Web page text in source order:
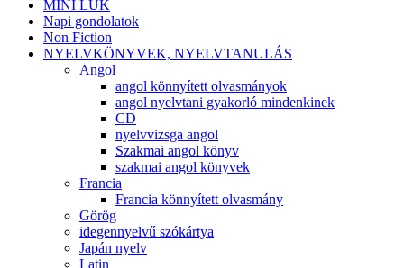
MINI LÜK
Napi gondolatok
Non Fiction
NYELVKÖNYVEK, NYELVTANULÁS
Angol
angol könnyített olvasmányok
angol nyelvtani gyakorló mindenkinek
CD
nyelvvizsga angol
Szakmai angol könyv
szakmai angol könyvek
Francia
Francia könnyített olvasmány
Görög
idegennyelvű szókártya
Japán nyelv
Latin